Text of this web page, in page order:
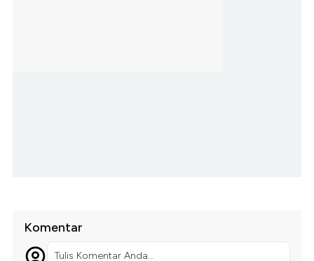
Komentar
Tulis Komentar Anda...